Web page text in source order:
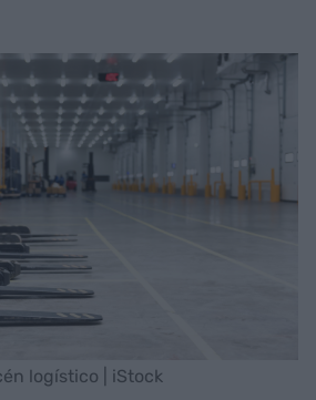
logístico | iStock